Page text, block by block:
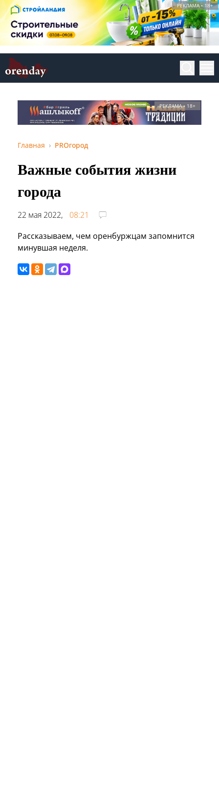
РЕКЛАМА • 18+
РЕКЛАМА • 18+
Главная PROгород
Важные события жизни
города
22 мая 2022,
08:21
Рассказываем, чем оренбуржцам запомнится
минувшая неделя.